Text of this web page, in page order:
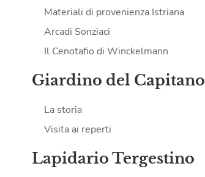
Materiali di provenienza Istriana
Arcadi Sonziaci
Il Cenotafio di Winckelmann
Giardino del Capitano
La storia
Visita ai reperti
Lapidario Tergestino